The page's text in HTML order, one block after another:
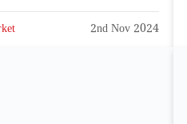
2nd Nov 2024